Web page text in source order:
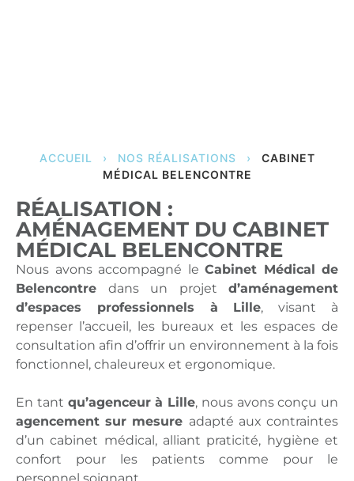
ACCUEIL › NOS RÉALISATIONS ›
CABINET
MÉDICAL BELENCONTRE
RÉALISATION :
AMÉNAGEMENT DU CABINET
MÉDICAL BELENCONTRE
Nous avons accompagné le Cabinet Médical de
Belencontre dans un projet d’aménagement
d’espaces professionnels à Lille, visant à
repenser l’accueil, les bureaux et les espaces de
consultation afin d’offrir un environnement à la fois
fonctionnel, chaleureux et ergonomique.
En tant qu’agenceur à Lille, nous avons conçu un
agencement sur mesure adapté aux contraintes
d’un cabinet médical, alliant praticité, hygiène et
confort pour les patients comme pour le